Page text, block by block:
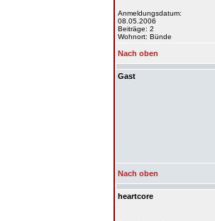
Anmeldungsdatum:
08.05.2006
Beiträge: 2
Wohnort: Bünde
Nach oben
Gast
Nach oben
heartcore